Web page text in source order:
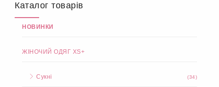
Каталог товарів
НОВИНКИ
ЖІНОЧИЙ ОДЯГ XS+
Сукні (34)